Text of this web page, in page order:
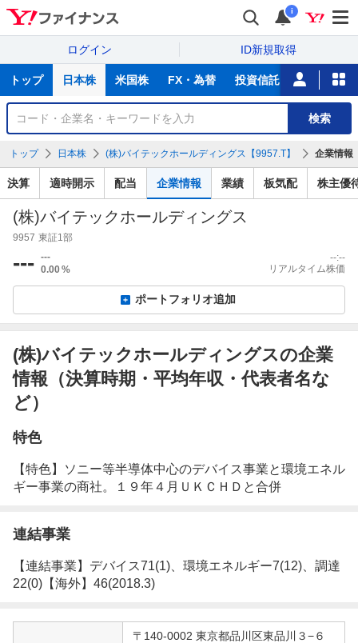
i
ログイン ID新規取得
サ
トップ 日本株 米国株 FX・為替 投資信託 ニュース
銘
検
索
検索
トップ 日本株 (株)バイテックホールディングス【9957.T】 企業情報
決算 適時開示 配当 企業情報 業績 板気配 株主優
(株)バイテックホールディングス
9957 東証1部
--- ---
0.00%
--:--
リアルタイム株価
ポートフォリオ追加
(株)バイテックホールディングスの企業
情報（決算時期・平均年収・代表者名な
ど）
特色
【特色】ソニー等半導体中心のデバイス事業と環境エネル
ギー事業の商社。１９年４月ＵＫＣＨＤと合併
連結事業
【連結事業】デバイス71(1)、環境エネルギー7(12)、調達
22(0)【海外】46(2018.3)
企
〒140-0002 東京都品川区東品川３−６